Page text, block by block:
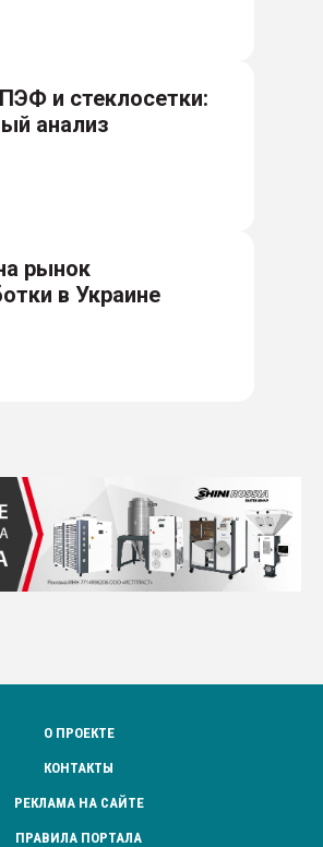
и стеклосетки:
анализ
рынок
в Украине
О ПРОЕКТЕ
КОНТАКТЫ
РЕКЛАМА НА САЙТЕ
ПРАВИЛА ПОРТАЛА